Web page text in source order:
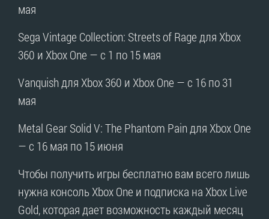
мая
Sega Vintage Collection: Streets of Rage для Xbox
360 и Xbox One — c 1 по 15 мая
Vanquish для Xbox 360 и Xbox One — с 16 по 31
мая
Metal Gear Solid V: The Phantom Pain для Xbox One
— с 16 мая по 15 июня
Чтобы получить игры бесплатно вам всего лишь
нужна консоль Xbox One и подписка на Xbox Live
Gold, которая дает возможность каждый месяц